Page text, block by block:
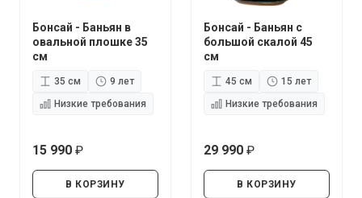
Бонсай - Баньян в
овальной плошке 35
см
35 см
9 лет
Низкие требования
15 990
В КОРЗИНУ
Бонсай - Баньян с
большой скалой 45
см
45 см
15 лет
Низкие требования
29 990
В КОРЗИНУ